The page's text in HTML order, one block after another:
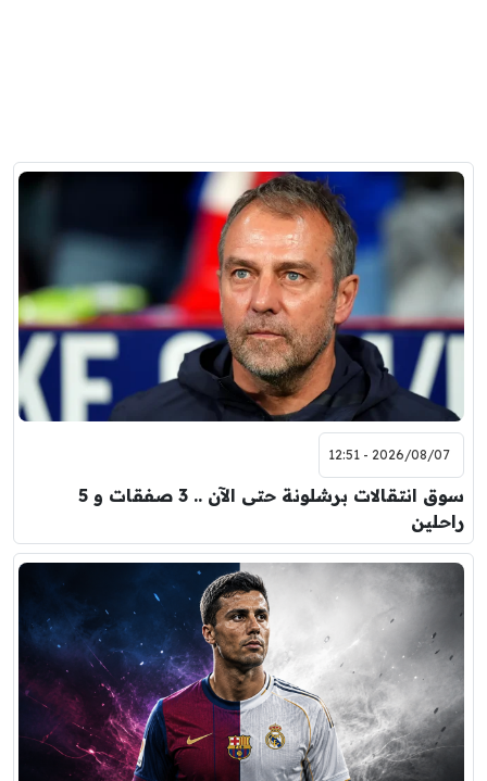
2026/08/07 - 12:51
سوق انتقالات برشلونة حتى الآن .. 3 صفقات و 5
راحلين